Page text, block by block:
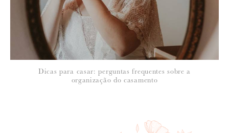
Dicas para casar: perguntas frequentes sobre a
organização do casamento